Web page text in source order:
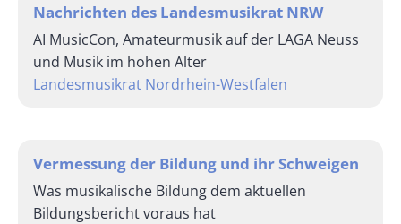
Nachrichten des Landesmusikrat NRW
AI MusicCon, Amateurmusik auf der LAGA Neuss
und Musik im hohen Alter
Landesmusikrat Nordrhein-Westfalen
Vermessung der Bildung und ihr Schweigen
Was musikalische Bildung dem aktuellen
Bildungsbericht voraus hat